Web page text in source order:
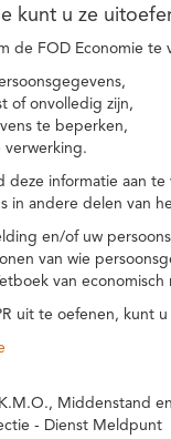
kunt u ze
de FOD Economie te
of onvolledig zijn,
te beperken,
verwerking.
informatie aan
in andere delen van
en/of uw
van wie
van economisch
uit te oefenen, kunt
Middenstand
- Dienst Meldpunt